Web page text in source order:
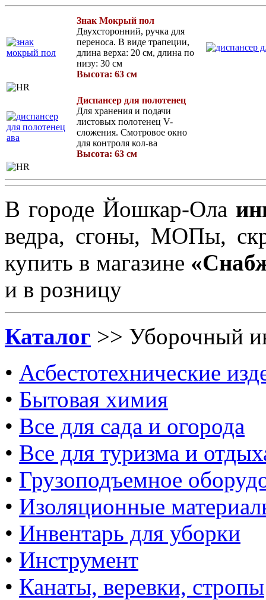
Знак Мокрый пол
Двухсторонний, ручка для
переноса. В виде трапеции,
длина верха: 20 см, длина по
низу: 30 см
Высота: 63 см
Диспансер для полотенец
Для хранения и подачи
листовых полотенец V-
сложения. Смотровое окно
для контроля кол-ва
Высота: 63 см
В городе Йошкар-Ола
ведра, сгоны, МОПы,
купить в магазине
и в розницу
Каталог >> Уборочный
• Асбестотехнические
• Бытовая химия
• Все для сада и огорода
• Все для туризма и
• Грузоподъемное
• Изоляционные
• Инвентарь для уборки
• Инструмент
• Канаты, веревки, стропы